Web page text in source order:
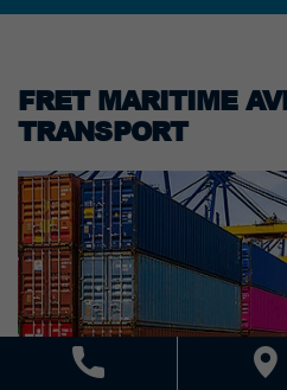
FRET MARITIME
TRANSPORT